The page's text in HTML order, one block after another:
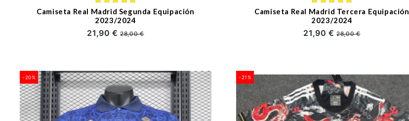
Camiseta Real Madrid Segunda Equipación
2023/2024
21,90 €28,00 €
Camiseta Real Madrid Tercera Equipación
2023/2024
21,90 €28,00 €
-20% -21%